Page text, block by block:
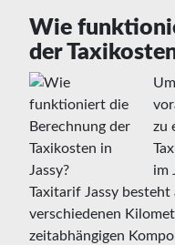
Wie
der
zu
im
Taxitarif Jassy
verschiedenen
zeitabhängigen